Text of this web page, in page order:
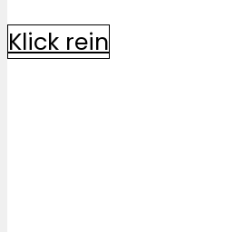
Klick rein